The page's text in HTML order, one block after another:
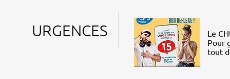
URGENCES
Le
Pour
tout